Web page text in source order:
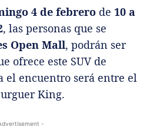
4 de febrero de 10 a
, las personas que se
Open Mall, podrán ser
ofrece este SUV de
el encuentro será entre el
King.
-